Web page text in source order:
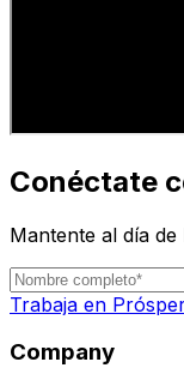
Conéctate
Mantente al día
Trabaja en
Company